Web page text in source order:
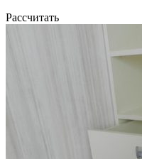
Рассчитать